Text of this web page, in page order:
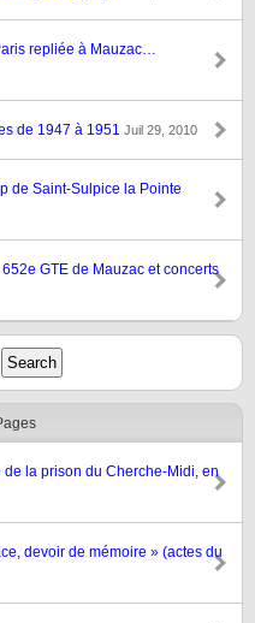
repliée à Mauzac…
de 1947 à 1951 Juil 29, 2010
de Saint-Sulpice la Pointe
GTE de Mauzac et concerts
de la prison du Cherche-Midi, en
devoir de mémoire » (actes du